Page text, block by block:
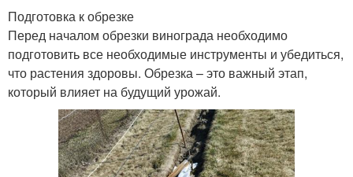
Подготовка к обрезке
Перед началом обрезки винограда необходимо
подготовить все необходимые инструменты и убедиться,
что растения здоровы. Обрезка – это важный этап,
который влияет на будущий урожай.